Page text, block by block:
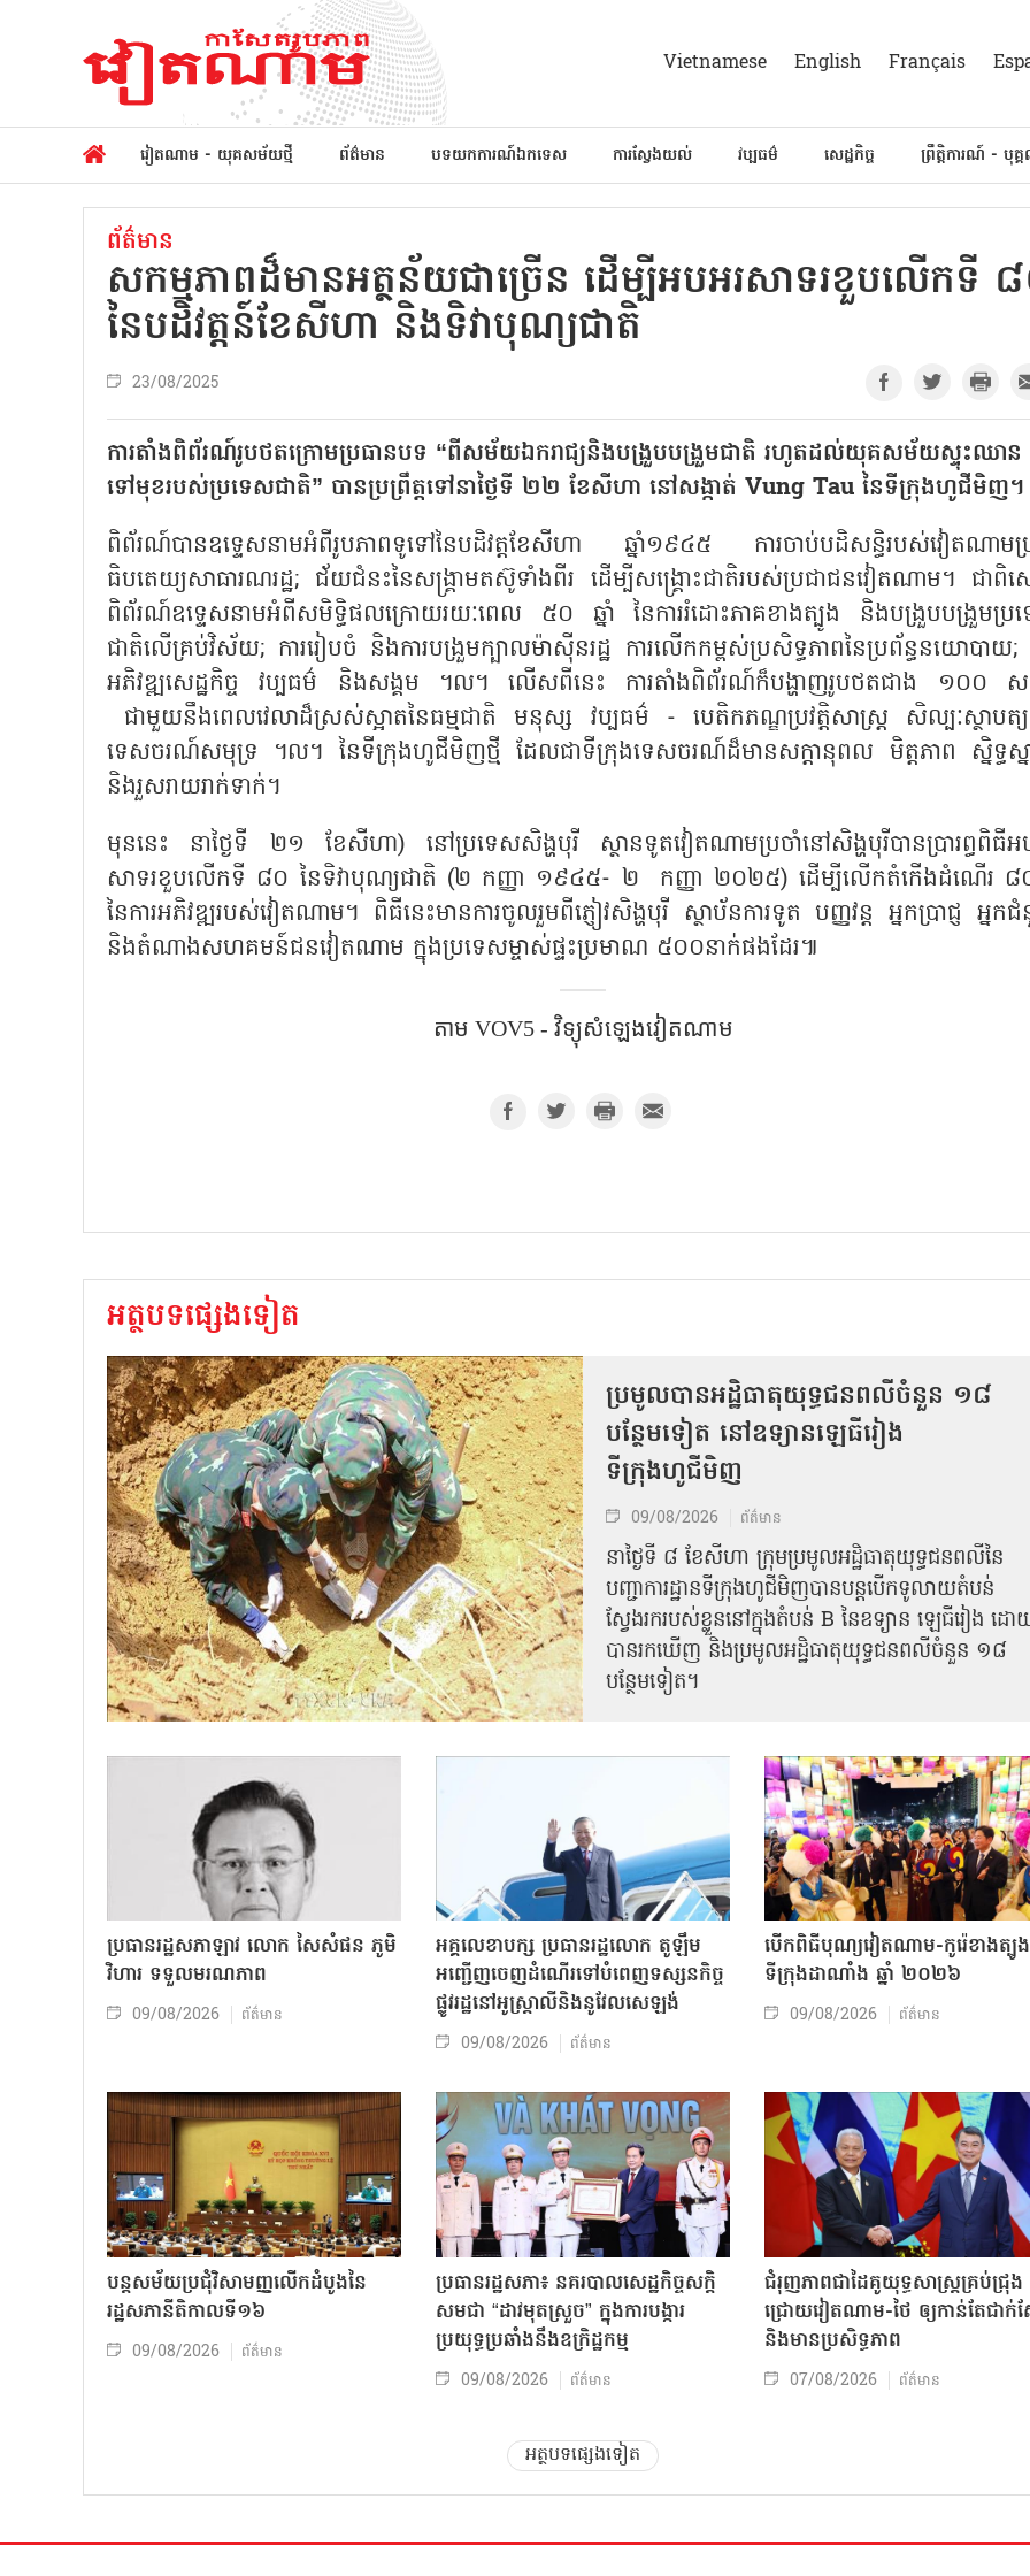
Vietnamese English Français
វៀតណាម - យុគសម័យថ្មី ព័ត៌មាន បទយកការណ៍ឯកទេស ការស្វែងយល់ វប្បធម៌ សេដ្ឋកិច្ច ព្រឹត្តិការណ៍ - បុគ្
ព័ត៌មាន
សកម្មភាពដ៏មានអត្ថន័យជាច្រើន ដើម្បីអបអរសាទរខួបលើកទី
នៃបដិវត្តន៍ខែសីហា និងទិវាបុណ្យជាតិ
23/08/2025
ការតាំងពិព័រណ៍រូបថតក្រោមប្រធានបទ “ពីសម័យឯករាជ្យនិងបង្រួបបង្រួមជាតិ រហូតដល់យុគសម័យស្ទុះឈាន
ទៅមុខរបស់ប្រទេសជាតិ” បានប្រព្រឹត្តទៅនាថ្ងៃទី ២២ ខែសីហា នៅសង្កាត់ Vung Tau នៃទីក្រុងហូជីមិញ។
ពិព័រណ៍បានឧទ្ទេសនាមអំពីរូបភាពទូទៅនៃបដិវត្តខែសីហា ឆ្នាំ១៩៤៥ ការចាប់បដិសន្ធិរបស់វៀតណាមប្
ធិបតេយ្យសាធារណរដ្ឋ; ជ័យជំនះនៃសង្គ្រាមតស៊ូទាំងពីរ ដើម្បីសង្គ្រោះ​ជាតិរបស់ប្រជាជនវៀតណាម។ ជាពិ
ពិព័រណ៍ឧទ្ទេសនាមអំពីសមិទ្ធិផលក្រោយរយៈពេល ៥០ ឆ្នាំ នៃការរំដោះភាគខាងត្បូង និងបង្រួបបង្រួមប្រ
ជាតិលើគ្រប់វិស័យ; ការរៀបចំ និងការបង្រួមក្បាលម៉ាស៊ីនរដ្ឋ ការលើកកម្ពស់ប្រសិទ្ធភាពនៃប្រព័ន្ធនយោបាយ;
អភិវឌ្ឍសេដ្ឋកិច្ច វប្បធម៌ និងសង្គម ។ល។ លើសពីនេះ ការតាំងពិព័រណ៍​ក៏បង្ហាញរូបថតជាង ១០០ ស
ជាមួយនឹងពេលវេលាដ៏ស្រស់ស្អាតនៃធម្មជាតិ មនុស្ស វប្បធម៌ - បេតិកភណ្ឌប្រវត្តិសាស្ត្រ សិល្បៈស្ថាបត្យ
ទេសចរណ៍សមុទ្រ ។ល។​ នៃទីក្រុងហូជីមិញថ្មី ដែលជាទីក្រុងទេសចរណ៍ដ៏មានសក្តានុពល មិត្តភាព ស្និទ្ធស្
និងរួសរាយរាក់ទាក់។
មុននេះ នាថ្ងៃទី ២១ ខែសីហា) នៅប្រទេសសិង្ហបុរី ស្ថានទូតវៀតណាមប្រចាំនៅសិង្ហបុរីបានប្រារព្ធពិធីអ
សាទរខួបលើកទី ៨០ នៃទិវាបុណ្យជាតិ (២ កញ្ញា ១៩៤៥- ២ កញ្ញា ២០២៥) ដើម្បីលើកតំកើងដំណើរ ៨០
នៃការអភិវឌ្ឍរបស់វៀតណាម។ ពិធីនេះមានការចូលរួមពីភ្ញៀវសិង្ហបុរី ស្ថាប័នការទូត បញ្ញវន្ត អ្នកប្រាជ្ញ អ្នក
និងតំណាង​សហគមន៍​ជនវៀតណាម ក្នុងប្រទេសម្ចាស់ផ្ទះប្រមាណ ៥០០នាក់ផងដែរ៕
តាម VOV5 - វិទ្យុសំឡេង​វៀតណាម
អត្ថបទផ្សេងទៀត
ប្រមូលបានអដ្ឋិធាតុយុទ្ធជនពលីចំនួន ១៨
បន្ថែមទៀត នៅឧទ្យានឡេធីរៀង
ទីក្រុងហូជីមិញ
09/08/2026 ព័ត៌មាន
នាថ្ងៃទី ៨ ខែសីហា ក្រុមប្រមូលអដ្ឋិធាតុយុទ្ធជនពលីនៃ
បញ្ជាការដ្ឋានទីក្រុងហូជីមិញបានបន្តបើកទូលាយតំបន់
ស្វែងរករបស់ខ្លួននៅក្នុងតំបន់ B នៃឧទ្យាន ឡេធីរៀង ដ
បានរកឃើញ និងប្រមូលអដ្ឋិធាតុយុទ្ធជនពលីចំនួន ១៨
បន្ថែមទៀត។
ប្រធានរដ្ឋសភាឡាវ លោក សៃសំផន ភូមិ
វិហារ ទទួលមរណភាព
09/08/2026 ព័ត៌មាន
អគ្គលេខាបក្ស ប្រធានរដ្ឋលោក តូឡឹម
អញ្ជើញចេញដំណើរទៅបំពេញទស្សនកិច្ច
ផ្លូវរដ្ឋនៅអូស្ត្រាលីនិងនូវែលសេឡង់
09/08/2026 ព័ត៌មាន
បើកពិធីបុណ្យវៀតណាម-កូរ៉េខាងត្បូង
ទីក្រុងដាណាំង ឆ្នាំ ២០២៦
09/08/2026 ព័ត៌មាន
បន្តសម័យប្រជុំវិសាមញ្ញលើកដំបូងនៃ
រដ្ឋសភានីតិកាលទី១៦
09/08/2026 ព័ត៌មាន
ប្រធានរដ្ឋសភា៖ នគរបាលសេដ្ឋកិច្ចសក្តិ
សមជា “ដាវមុតស្រួច” ក្នុងការបង្ការ
ប្រយុទ្ធប្រឆាំងនឹងឧក្រិដ្ឋកម្ម
09/08/2026 ព័ត៌មាន
ជំរុញភាពជាដៃគូយុទ្ធសាស្ត្រគ្រប់ជ្រុង
ជ្រោយវៀតណាម-ថៃ ឲ្យកាន់តែជាក់ស្
និងមានប្រសិទ្ធភាព
07/08/2026 ព័ត៌មាន
អត្ថបទផ្សេងទៀត